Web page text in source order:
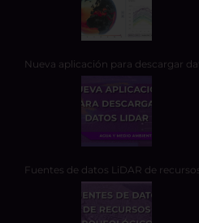
Nueva aplicación para descargar
Fuentes de datos LiDAR de